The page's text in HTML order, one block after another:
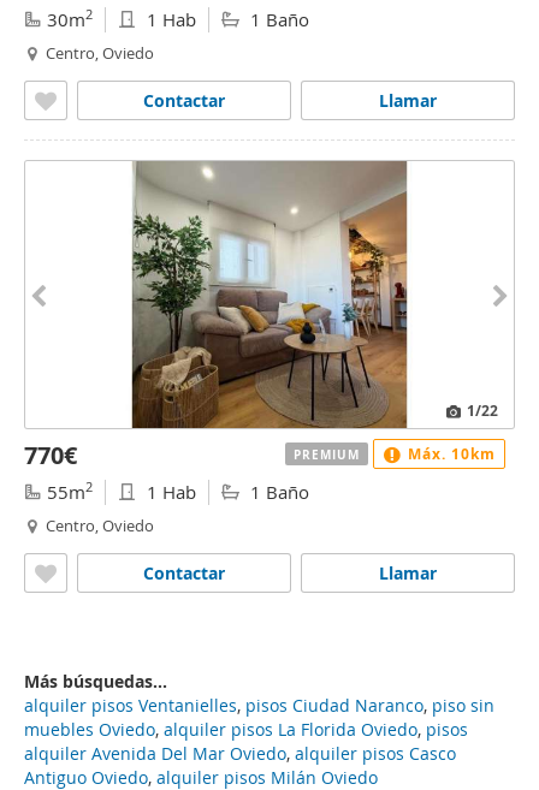
30m2 1 Hab 1 Baño
Centro, Oviedo
Llamar
Contactar
1/22
770€
55m2 1 Hab 1 Baño
Centro, Oviedo
Llamar
Contactar
PREMIUM Máx. 10km
Más búsquedas...
alquiler pisos Ventanielles, pisos Ciudad Naranco, piso sin
muebles Oviedo, alquiler pisos La Florida Oviedo, pisos
alquiler Avenida Del Mar Oviedo, alquiler pisos Casco
Antiguo Oviedo, alquiler pisos Milán Oviedo